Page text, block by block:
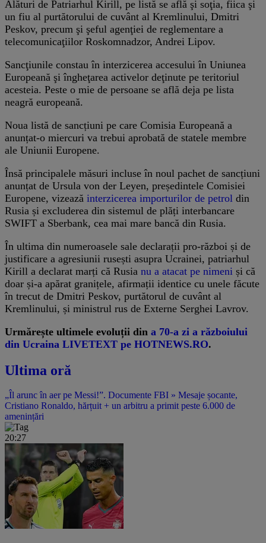
Alături de Patriarhul Kirill, pe listă se află şi soţia, fiica şi
un fiu al purtătorului de cuvânt al Kremlinului, Dmitri
Peskov, precum şi şeful agenţiei de reglementare a
telecomunicaţiilor Roskomnadzor, Andrei Lipov.
Sancţiunile constau în interzicerea accesului în Uniunea
Europeană şi îngheţarea activelor deţinute pe teritoriul
acesteia. Peste o mie de persoane se află deja pe lista
neagră europeană.
Noua listă de sancțiuni pe care Comisia Europeană a
anunțat-o miercuri va trebui aprobată de statele membre
ale Uniunii Europene.
Însă principalele măsuri incluse în noul pachet de sancțiuni
anunțat de Ursula von der Leyen, președintele Comisiei
Europene, vizează interzicerea importurilor de petrol din
Rusia și excluderea din sistemul de plăți interbancare
SWIFT a Sberbank, cea mai mare bancă din Rusia.
În ultima din numeroasele sale declarații pro-război și de
justificare a agresiunii rusești asupra Ucrainei, patriarhul
Kirill a declarat marți că Rusia nu a atacat pe nimeni și că
doar și-a apărat granițele, afirmații identice cu unele făcute
în trecut de Dmitri Peskov, purtătorul de cuvânt al
Kremlinului, și ministrul rus de Externe Serghei Lavrov.
Urmărește ultimele evoluții din a 70-a zi a războiului
din Ucraina LIVETEXT pe HOTNEWS.RO.
Ultima oră
„Îl arunc în aer pe Messi!”. Documente FBI » Mesaje șocante,
Cristiano Ronaldo, hărțuit + un arbitru a primit peste 6.000 de
amenințări
20:27